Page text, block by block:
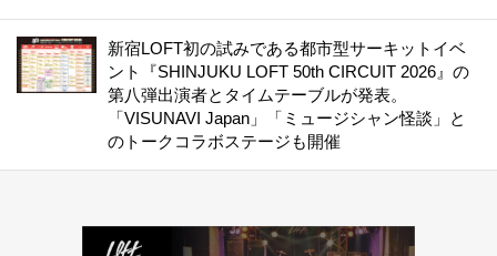
新宿LOFT初の試みである都市型サーキットイベ
ント『SHINJUKU LOFT 50th CIRCUIT 2026』の
第八弾出演者とタイムテーブルが発表。
「VISUNAVI Japan」「ミュージシャン怪談」と
のトークコラボステージも開催